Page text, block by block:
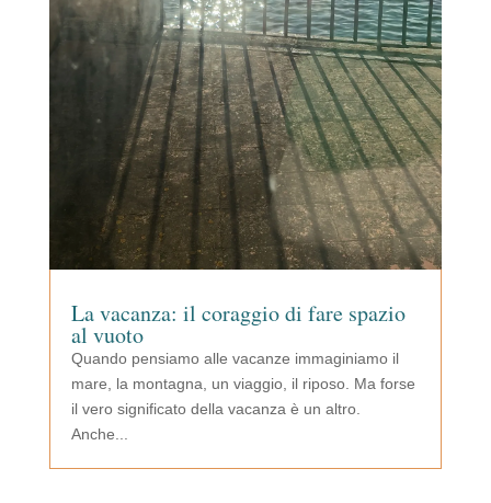
La vacanza: il coraggio di fare spazio
al vuoto
Quando pensiamo alle vacanze immaginiamo il
mare, la montagna, un viaggio, il riposo. Ma forse
il vero significato della vacanza è un altro.
Anche...